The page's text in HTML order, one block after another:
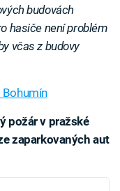
budovách
hasiče není problém
včas z budovy
požár v pražské
zaparkovaných aut